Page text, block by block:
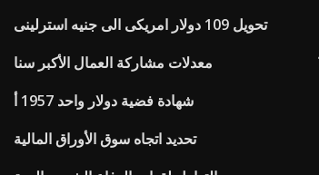
تحويل 109 دولار امريكى الى جنيه استرلينى
معدلات مشاركة العمال الأكبر سنا
شهادة فضية دولار واحد 1957 أ
تحديد اتجاه سوق الأوراق المالية